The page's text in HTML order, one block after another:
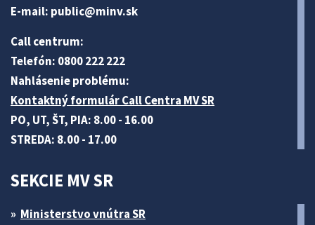
E-mail: public@minv.sk
Call centrum:
Telefón: 0800 222 222
Nahlásenie problému:
Kontaktný formulár Call Centra MV SR
PO, UT, ŠT, PIA: 8.00 - 16.00
STREDA: 8.00 - 17.00
SEKCIE MV SR
Ministerstvo vnútra SR